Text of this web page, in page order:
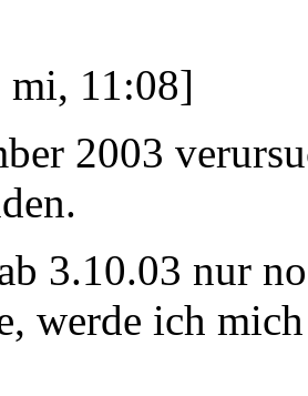
mi, 11:08]
2003
3.10.03 nur
werde ich